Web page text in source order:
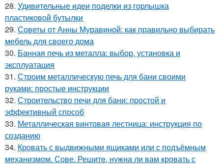
28. Удивительные идеи поделки из горлышка
пластиковой бутылки
29. Советы от Анны Муравиной: как правильно выбирать
мебель для своего дома
30. Банная печь из металла: выбор, установка и
эксплуатация
31. Строим металлическую печь для бани своими
руками: простые инструкции
32. Строительство печи для бани: простой и
эффективный способ
33. Металлическая винтовая лестница: инструкция по
созданию
34. Кровать с выдвижными ящиками или с подъёмным
механизмом. Сове. Решите, нужна ли вам кровать с